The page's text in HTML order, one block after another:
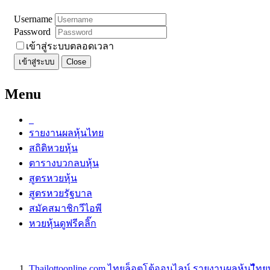
Username
Password
เข้าสู่ระบบตลอดเวลา
เข้าสู่ระบบ Close
Menu
รายงานผลหุ้นไทย
สถิติหวยหุ้น
ตารางบวกลบหุ้น
สูตรหวยหุ้น
สูตรหวยรัฐบาล
สมัคสมาชิกวีไอพี
หวยหุ้นดูฟรีคลิ๊ก